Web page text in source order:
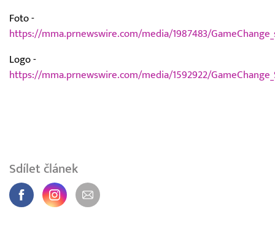
Foto -
https://mma.prnewswire.com/media/1987483/
Logo -
https://mma.prnewswire.com/media/1592922/
Sdílet článek